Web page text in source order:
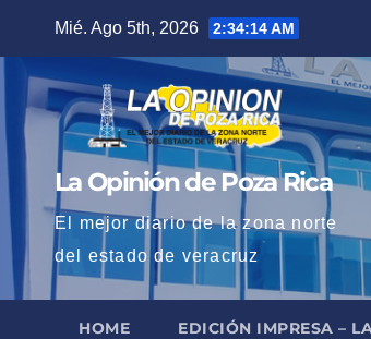
contenido
Mié. Ago 5th, 2026 2:34:15 AM
La Opinión de Poza Rica
El mejor diario de la zona norte
del estado de veracruz
HOME EDICIÓN IMPRESA –